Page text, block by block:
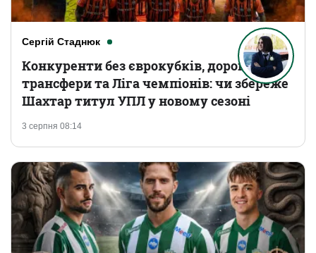
Сергій Стаднюк
3 серпня 08:14
Конкуренти без єврокубків, дорогі
трансфери та Ліга чемпіонів: чи збереже
Шахтар титул УПЛ у новому сезоні